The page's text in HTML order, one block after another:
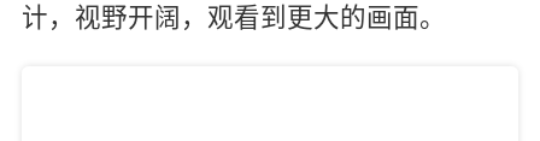
计，视野开阔，观看到更大的画面。